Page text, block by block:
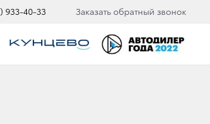
933-40-33 Заказать обратный звонок